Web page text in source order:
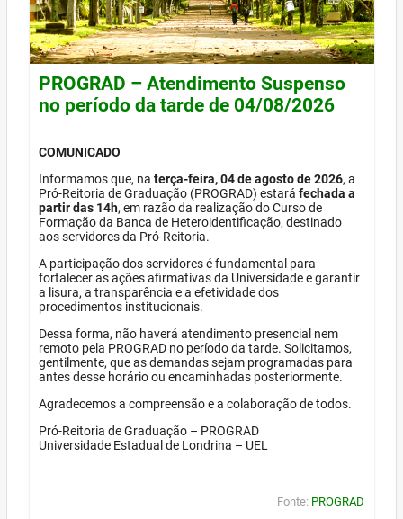
PROGRAD – Atendimento Suspenso
no período da tarde de 04/08/2026
COMUNICADO
Informamos que, na terça-feira, 04 de agosto de 2026, a
Pró-Reitoria de Graduação (PROGRAD) estará fechada a
partir das 14h, em razão da realização do Curso de
Formação da Banca de Heteroidentificação, destinado
aos servidores da Pró-Reitoria.
A participação dos servidores é fundamental para
fortalecer as ações afirmativas da Universidade e garantir
a lisura, a transparência e a efetividade dos
procedimentos institucionais.
Dessa forma, não haverá atendimento presencial nem
remoto pela PROGRAD no período da tarde. Solicitamos,
gentilmente, que as demandas sejam programadas para
antes desse horário ou encaminhadas posteriormente.
Agradecemos a compreensão e a colaboração de todos.
Pró-Reitoria de Graduação – PROGRAD
Universidade Estadual de Londrina – UEL
Fonte: PROGRAD